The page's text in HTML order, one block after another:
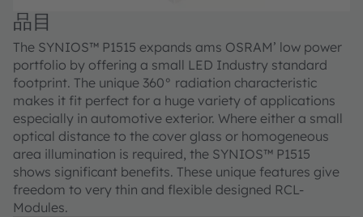
品目
The SYNIOS™ P1515 expands ams OSRAM’ low power
portfolio by offering a small LED Industry standard
footprint. The unique 360° radiation characteristic
makes it fit perfect for a huge variety of applications
especially in automotive exterior. Where either a small
optical distance to the cover glass or homogeneous
area illumination is required, the SYNIOS™ P1515
shows significant benefits. These unique features give
freedom to very thin and flexible designed RCL-
Modules.